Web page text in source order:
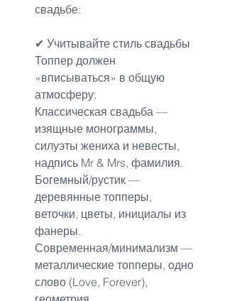
свадьбе:
✔ Учитывайте стиль свадьбы
Топпер должен
«вписываться» в общую
атмосферу:
Классическая свадьба —
изящные монограммы,
силуэты жениха и невесты,
надпись Mr & Mrs, фамилия.
Богемный/рустик —
деревянные топперы,
веточки, цветы, инициалы из
фанеры.
Современная/минимализм —
металлические топперы, одно
слово (Love, Forever),